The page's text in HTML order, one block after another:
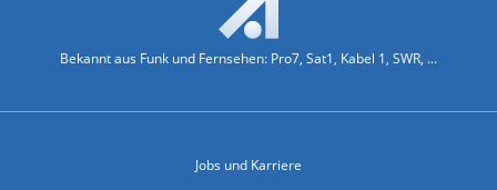
Bekannt aus Funk und Fernsehen: Pro7, Sat1, Kabel 1, SWR, ...
Jobs und Karriere